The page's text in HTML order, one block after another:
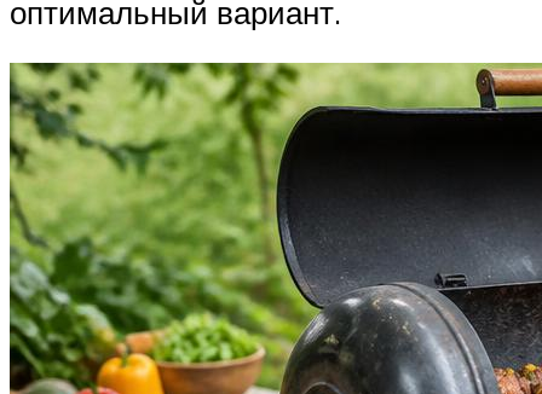
оптимальный вариант.